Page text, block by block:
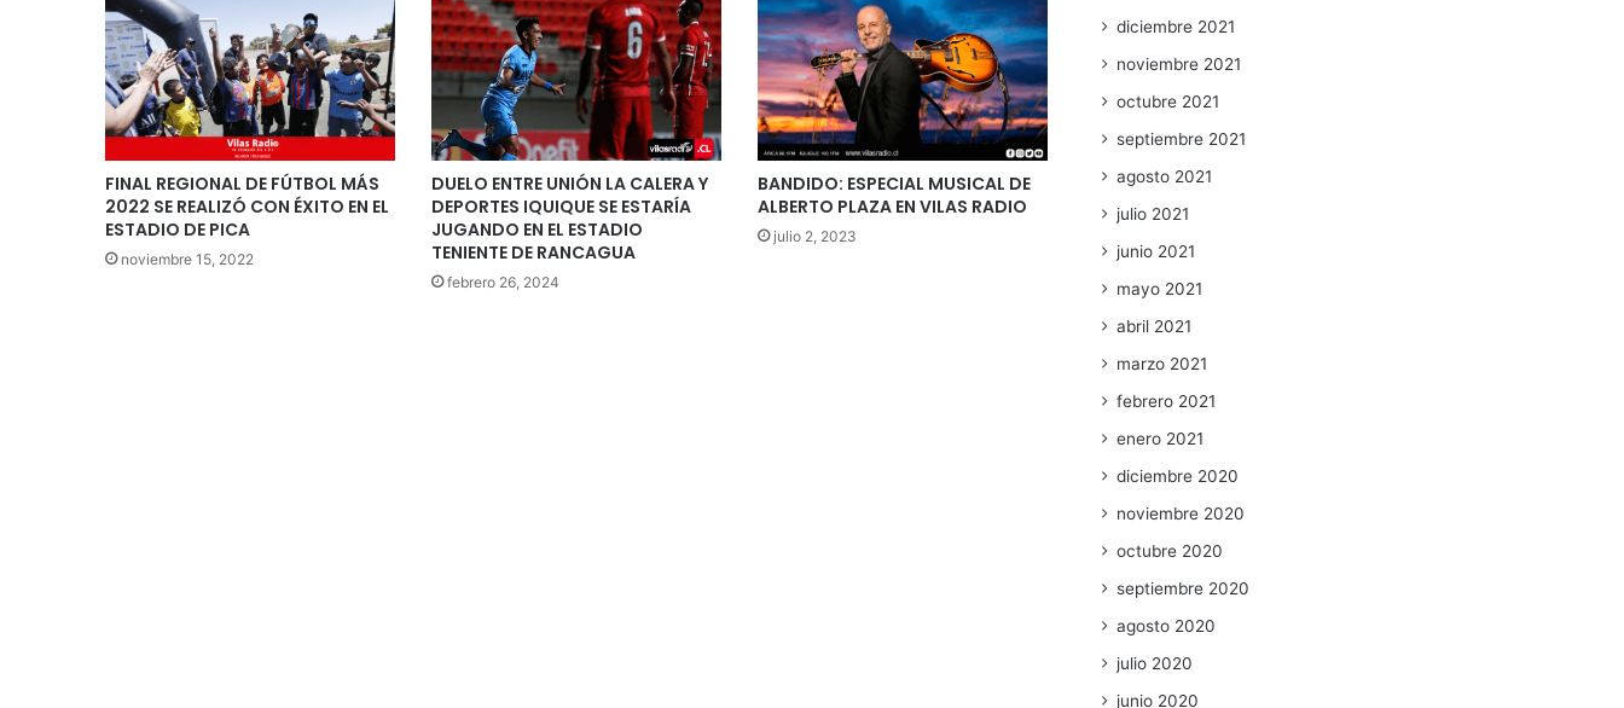
FINAL REGIONAL DE FÚTBOL MÁS
2022 SE REALIZÓ CON ÉXITO EN EL
ESTADIO DE PICA
noviembre 15, 2022
DUELO ENTRE UNIÓN LA CALERA Y
DEPORTES IQUIQUE SE ESTARÍA
JUGANDO EN EL ESTADIO
TENIENTE DE RANCAGUA
febrero 26, 2024
BANDIDO: ESPECIAL MUSICAL DE
ALBERTO PLAZA EN VILAS RADIO
julio 2, 2023
diciembre 2021
noviembre 2021
octubre 2021
septiembre 2021
agosto 2021
julio 2021
junio 2021
mayo 2021
abril 2021
marzo 2021
febrero 2021
enero 2021
diciembre 2020
noviembre 2020
octubre 2020
septiembre 2020
agosto 2020
julio 2020
junio 2020